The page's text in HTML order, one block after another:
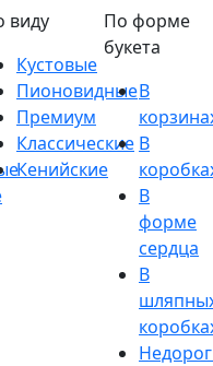
виду
Кустовые
Пионовидные
Премиум
Классические
Кенийские
По форме
букета
В
В
В
форме
сердца
В